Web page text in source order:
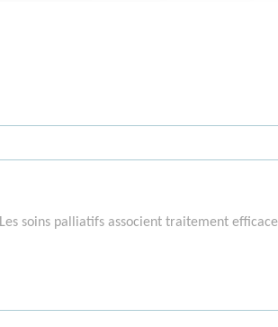
soins palliatifs associent traitement